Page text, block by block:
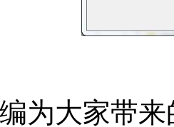
为大家带